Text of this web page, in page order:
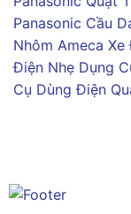
Panasonic Cầu
Nhôm Ameca Xe
Điện Nhẹ Dụng
Cụ Dùng Điện